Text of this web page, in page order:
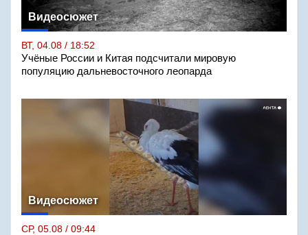
Видеосюжет
ВТ, 04.08 / 18:52
Учёные России и Китая подсчитали мировую
популяцию дальневосточного леопарда
Видеосюжет
СР, 05.08 / 09:44